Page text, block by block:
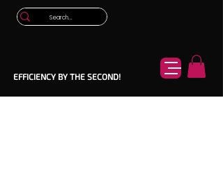
EFFICIENCY BY THE SECOND!